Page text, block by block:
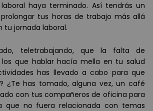
haya terminado. Así tendrás un
tus horas de trabajo más allá
tu jornada laboral.
teletrabajando, que la falta de
que hablar hacía mella en tu salud
has llevado a cabo para que
¿Te has tomado, alguna vez, un café
con tus compañeros de oficina para
que no fuera relacionada con temas